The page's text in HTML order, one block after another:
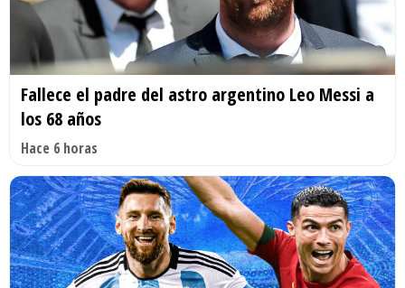
Fallece el padre del astro argentino Leo Messi a
los 68 años
Hace 6 horas